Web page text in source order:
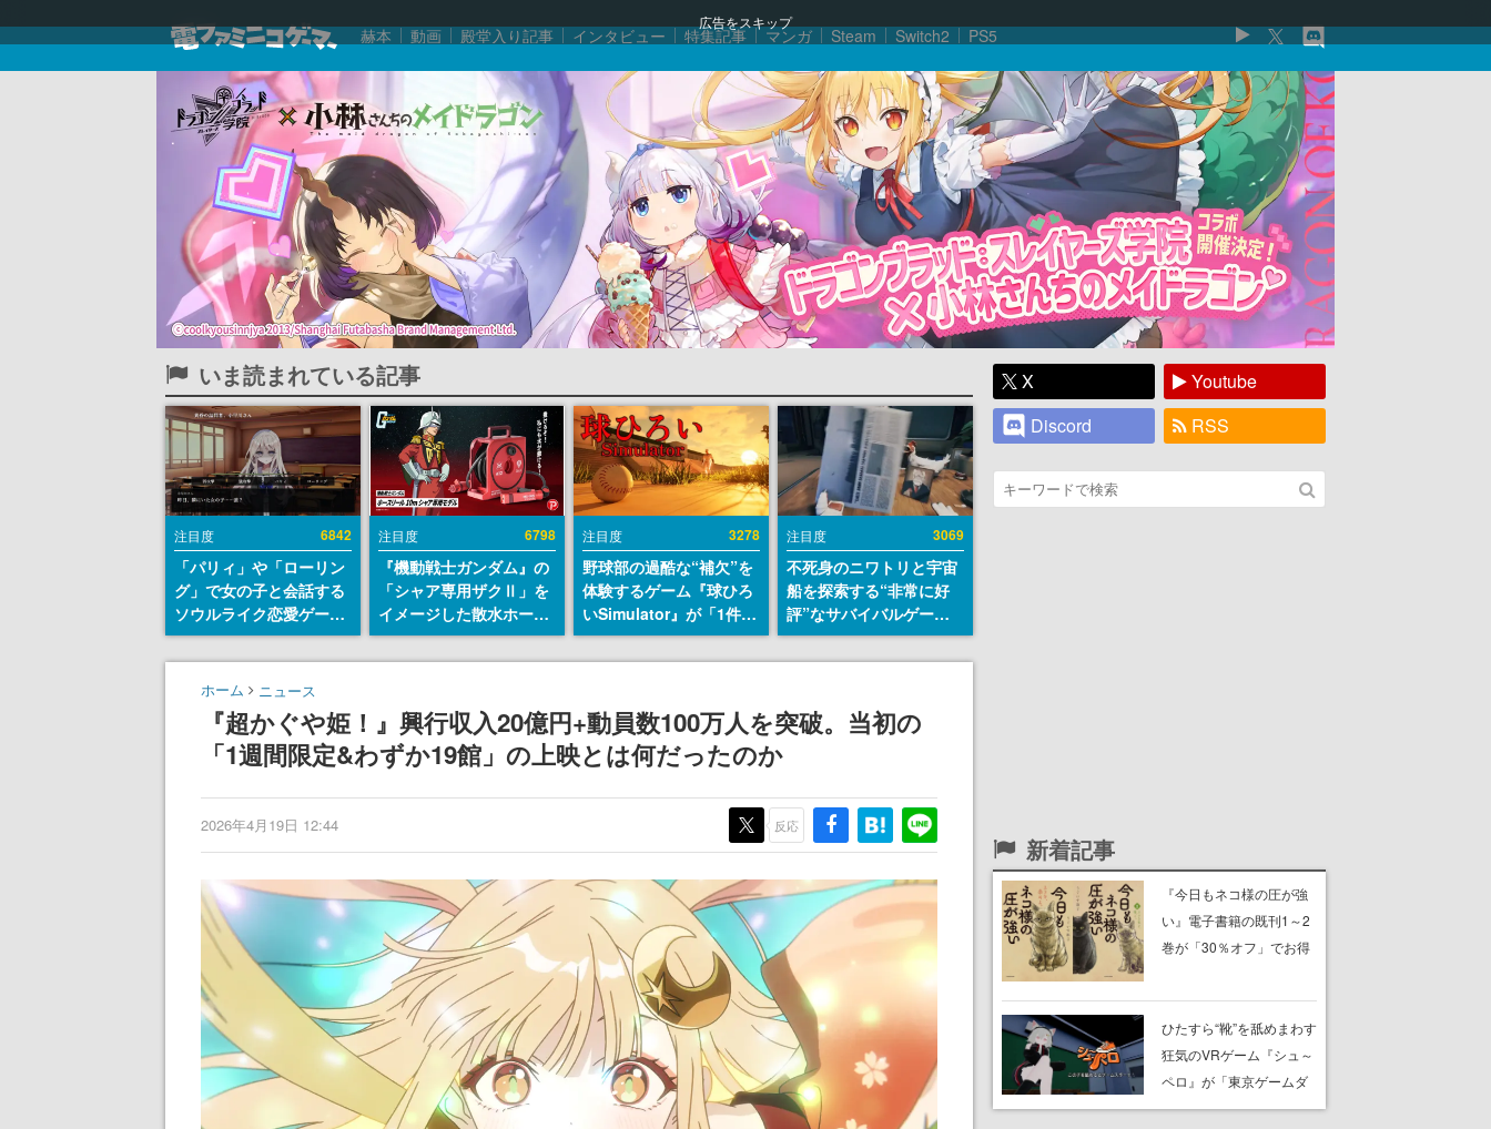
広告をスキップ
赫本 動画 殿堂入り記事 インタビュー 特集記事 マンガ Steam Switch2 PS5
いま読まれている記事
注目度 6842
「パリィ」や「ローリン
グ」で女の子と会話する
ソウルライク恋愛ゲーム
『小早川さんはソウルラ
イク』無料公開。返事に
失敗すると「YOU
DIED」
注目度 6798
『機動戦士ガンダム』の
「シャア専用ザクⅡ」を
イメージした散水ホース
リールが予約開始。本体
にはシャアのパーソナル
エンブレム、型式番号な
どを配置
注目度 3278
野球部の過酷な“補欠”を
体験するゲーム『球ひろ
いSimulator』が「1件」
のウィッシュリストをも
とにチェコ語に対応し
ダム・カム』開発元やチ
ェコのプロ野球選手から
称賛の声
注目度 3069
不死身のニワトリと宇宙
船を探索する“非常に好
評”なサバイバルゲーム
『Breathedge』が無料
で配布中。入手できる期
ホーム ニュース
『超かぐや姫！』興行収入20億円+動員数100万人を突破。当初の
「1週間限定&わずか19館」の上映とは何だったのか
2026年4月19日 12:44 反応
X
Youtube
Discord
RSS
新着記事
『今日もネコ様の圧が強
い』電子書籍の既刊1～2
巻が「30％オフ」でお得
たネコたちと、ネコを溺
愛する人間のすれ違いを
描く
ひたすら“靴”を舐めまわす
狂気のVRゲーム『シュ～
ペロ』が「東京ゲームダ
ンジョン」に展示中。キ